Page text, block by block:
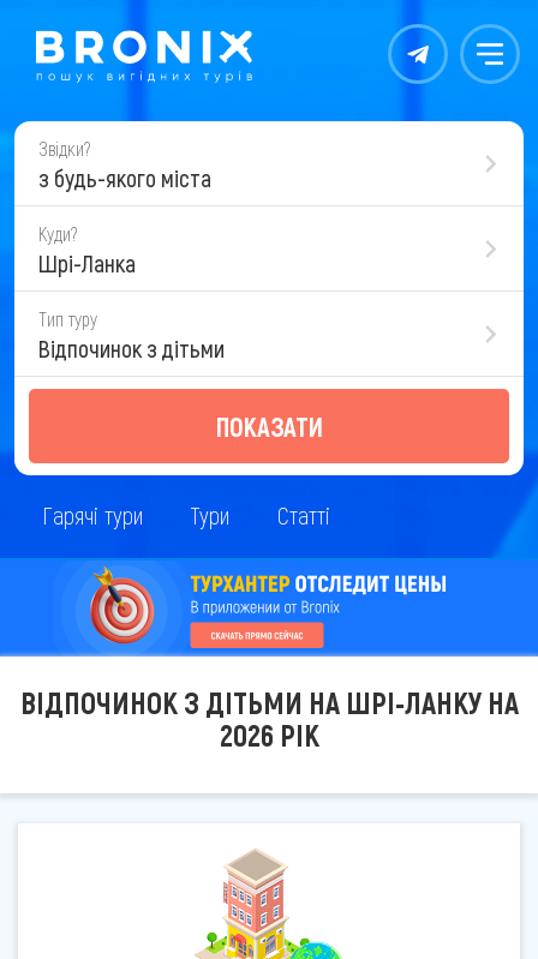
Контакты Меню
Звідки?
з будь-якого міста
Куди?
Шрі-Ланка
Тип туру
Відпочинок з дітьми
ПОКАЗАТИ
Гарячі тури Тури Статті
ВІДПОЧИНОК З ДІТЬМИ НА ШРІ-ЛАНКУ НА
2026 РІК